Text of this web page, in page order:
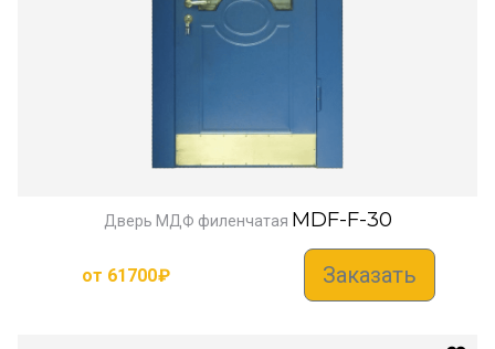
Дверь МДФ филенчатая MDF-F-30
от 61700₽ Заказать